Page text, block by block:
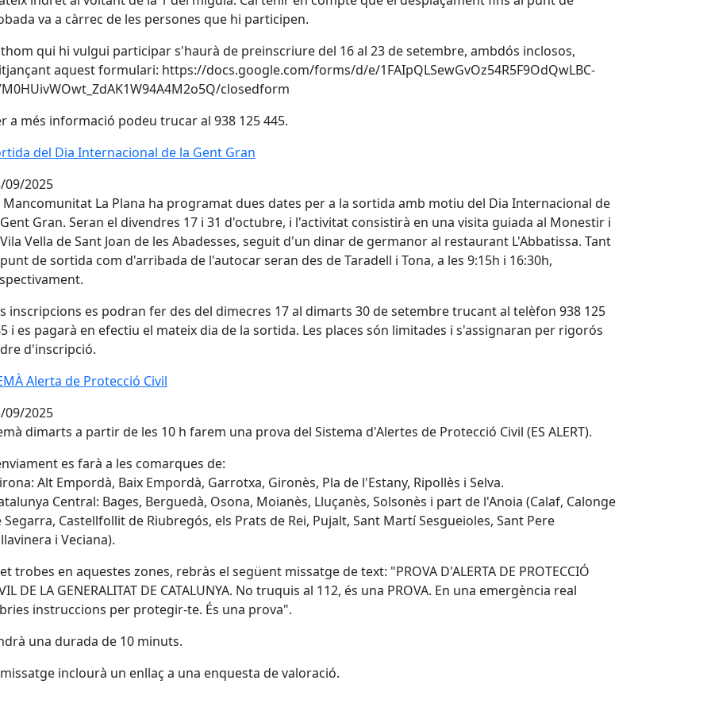
va a càrrec de les persones que hi participen.
qui hi vulgui participar s'haurà de preinscriure del 16 al 23 de setembre, ambdós inclosos,
aquest formulari: https://docs.google.com/forms/d/e/1FAIpQLSewGvOz54R5F9OdQwLBC-
closedform
a més informació podeu trucar al 938 125 445.
del Dia Internacional de la Gent Gran
del Dia Internacional de la Gent Gran
09/2025
Mancomunitat La Plana ha programat dues dates per a la sortida amb motiu del Dia Internacional de
Gran. Seran el divendres 17 i 31 d'octubre, i l'activitat consistirà en una visita guiada al Monestir i
Vella de Sant Joan de les Abadesses, seguit d'un dinar de germanor al restaurant L'Abbatissa. Tant
de sortida com d'arribada de l'autocar seran des de Taradell i Tona, a les 9:15h i 16:30h,
inscripcions es podran fer des del dimecres 17 al dimarts 30 de setembre trucant al telèfon 938 125
i es pagarà en efectiu el mateix dia de la sortida. Les places són limitades i s'assignaran per rigorós
d'inscripció.
Alerta de Protecció Civil
Alerta de Protecció Civil
09/2025
dimarts a partir de les 10 h farem una prova del Sistema d'Alertes de Protecció Civil (ES ALERT).
es farà a les comarques de:
Alt Empordà, Baix Empordà, Garrotxa, Gironès, Pla de l'Estany, Ripollès i Selva.
Central: Bages, Berguedà, Osona, Moianès, Lluçanès, Solsonès i part de l'Anoia (Calaf, Calonge
Segarra, Castellfollit de Riubregós, els Prats de Rei, Pujalt, Sant Martí Sesgueioles, Sant Pere
i Veciana).
trobes en aquestes zones, rebràs el següent missatge de text: "PROVA D'ALERTA DE PROTECCIÓ
DE LA GENERALITAT DE CATALUNYA. No truquis al 112, és una PROVA. En una emergència real
instruccions per protegir-te. És una prova".
una durada de 10 minuts.
inclourà un enllaç a una enquesta de valoració.